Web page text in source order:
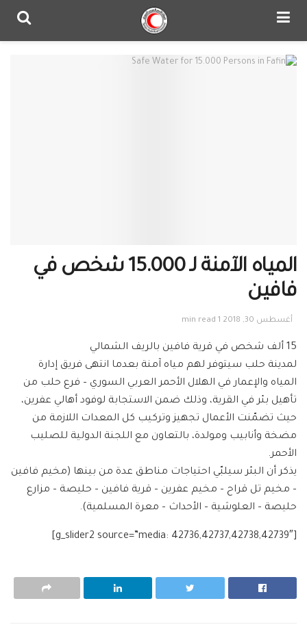
المياه الآمنة لـ 15.000 شخص في
فافين
أغسطس 30, 2018 1 min read
15 ألف شخص في قرية فافين بالريف الشمالي
لمدينة حلب سيتوفر لهم مياه آمنة بعدما انتهى فريق إدارة
المياه والإعمارفي الهلال الأحمر العربي السوري – فرع حلب من
تأهيل بئر في القرية، وذلك ضمن الاستجابة لوفود أهالي عفرين،
حيث تضمّنت الأعمال تجهيز وتركيب كل المعدات اللازمة من
مضخة وأنابيب ومولدة، بالتعاون مع اللجنة الدولية للصليب
الأحمر.
يذكر أن البئر سيلبّي احتياجات مناطق عدة من بينها (مخيم فافين
– مخيم تل قراح – مخيم عفرين – قرية فافين – حليصة – مزارع
حليصة – العلوشية – الأحداث – معرة المسلمية).
[g_slider2 source=”media: 42736,42737,42738,42739″]